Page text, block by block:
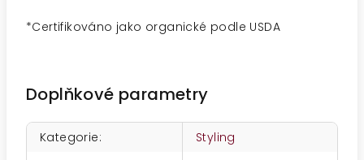
*Certifikováno jako organické podle USDA
Doplňkové parametry
Kategorie:
Styling